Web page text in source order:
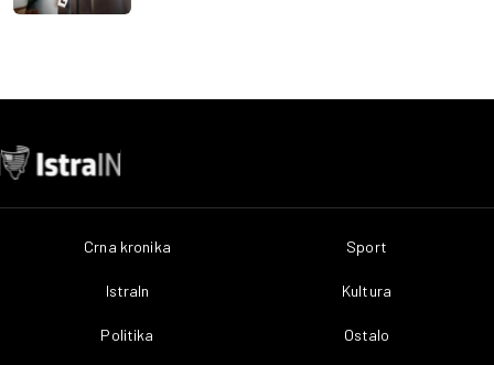
Crna kronika
IstraIn
Politika
Sport
Kultura
Ostalo